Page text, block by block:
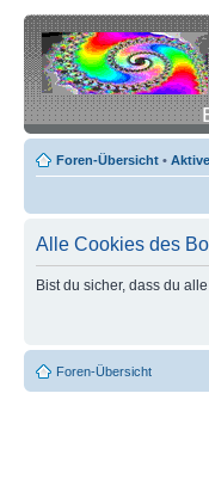
Foren-Übersicht •
Alle Cookies des
Bist du sicher, dass du
Foren-Übersicht